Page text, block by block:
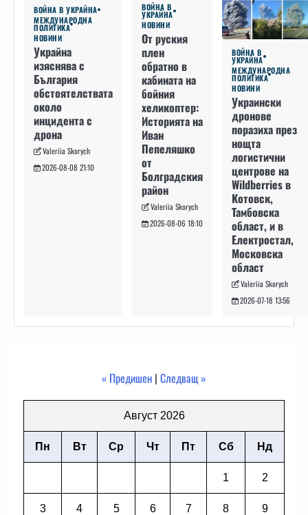
ВОЙНА В УКРАЙНА
МЕЖДУНАРОДНА
ПОЛИТИКА
НОВИНИ
Украйна
изяснява с
България
обстоятелствата
около
инцидента с
дрона
Valeriia Skorych
2026-08-08 21:10
ВОЙНА В
УКРАЙНА
НОВИНИ
От руския
плен
обратно в
кабината на
бойния
хеликоптер:
Историята на
Иван
Пепеляшко
от
Болградския
район
Valeriia Skorych
2026-08-06 18:10
ВОЙНА В
УКРАЙНА
МЕЖДУНАРОДНА
ПОЛИТИКА
НОВИНИ
Украински
дронове
поразиха през
нощта
логистични
центрове на
Wildberries в
Котовск,
Тамбовска
област, и в
Електростал,
Московска
област
Valeriia Skorych
2026-07-18 13:56
« Предишен | Следващ »
Август 2026
Пн Вт Ср Чт Пт Сб Нд
1 2
3 4 5 6 7 8 9